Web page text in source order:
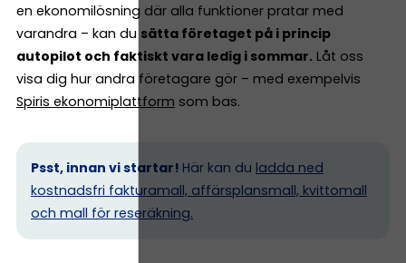
en ekonomilösning där alla funktioner pratar med
varandra – kan du sätta företaget på i princip
autopilot och faktiskt vara ledig i sommar. Låt oss
visa dig hur andra företagare gör – med exempelvis
Spiris ekonomiplattform som bas.
Psst, innan vi startar! Här kan du ladda ned
kostnadsfri fakturamall, affärsplansmall, kvittomall
och mall för reseräkning.